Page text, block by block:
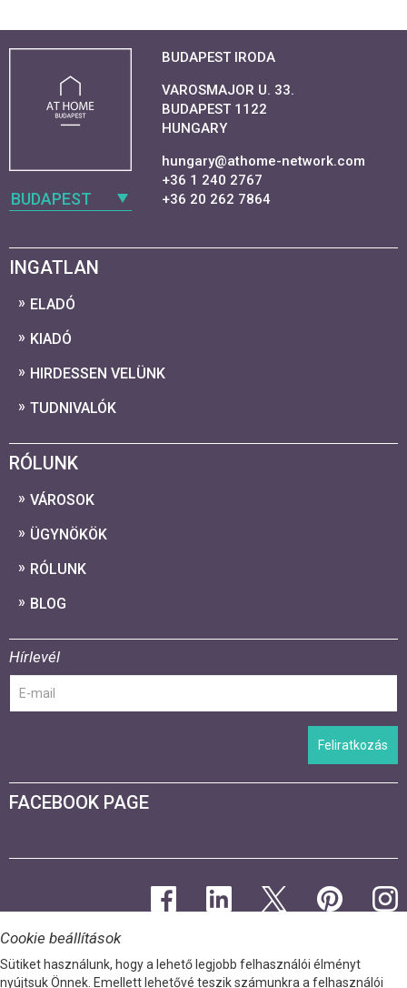
BUDAPEST
BUDAPEST IRODA
VAROSMAJOR U. 33.
BUDAPEST 1122
HUNGARY
hungary@athome-network.com
+36 1 240 2767
+36 20 262 7864
INGATLAN
ELADÓ
KIADÓ
HIRDESSEN VELÜNK
TUDNIVALÓK
RÓLUNK
VÁROSOK
ÜGYNÖKÖK
RÓLUNK
BLOG
Hírlevél
Feliratkozás
FACEBOOK PAGE
Cookie beállítások
Sütiket használunk, hogy a lehető legjobb felhasználói élményt
nyújtsuk Önnek. Emellett lehetővé teszik számunkra a felhasználói